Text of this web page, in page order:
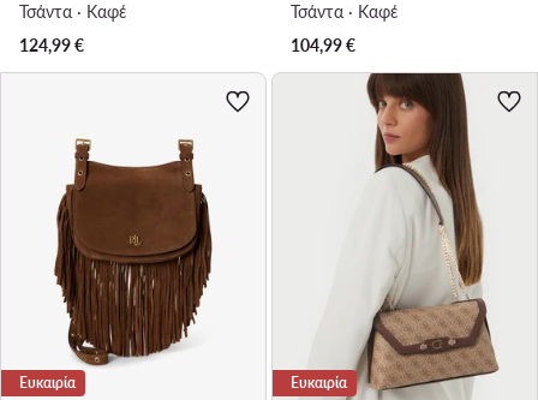
Τσάντα · Καφέ
124,99€
Τσάντα · Καφέ
104,99€
Ευκαιρία Ευκαιρία